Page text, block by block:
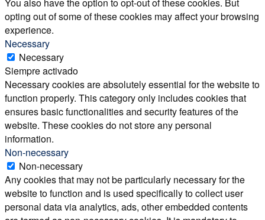
You also have the option to opt-out of these cookies. But
opting out of some of these cookies may affect your browsing
experience.
Necessary
Necessary
Siempre activado
Necessary cookies are absolutely essential for the website to
function properly. This category only includes cookies that
ensures basic functionalities and security features of the
website. These cookies do not store any personal
information.
Non-necessary
Non-necessary
Any cookies that may not be particularly necessary for the
website to function and is used specifically to collect user
personal data via analytics, ads, other embedded contents